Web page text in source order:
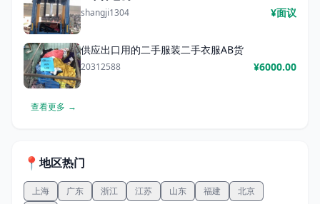
shangji1304 ¥面议
供应出口用的二手服装二手衣服AB货
20312588 ¥6000.00
查看更多 →
📍 地区热门
上海 广东 浙江 江苏 山东 福建
北京